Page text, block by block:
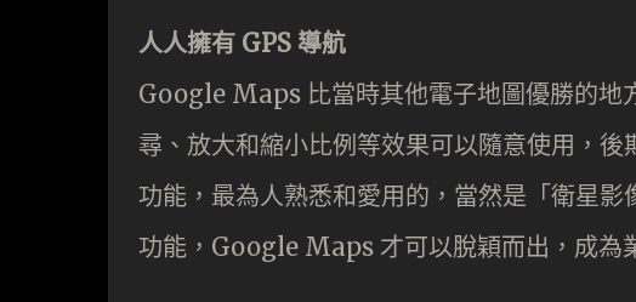
人人擁有 GPS 導航
Google Maps 比當時其他電子地圖優勝的地
尋、放大和縮小比例等效果可以隨意使用，
功能，最為人熟悉和愛用的，當然是「衛星
功能，Google Maps 才可以脫穎而出，成為